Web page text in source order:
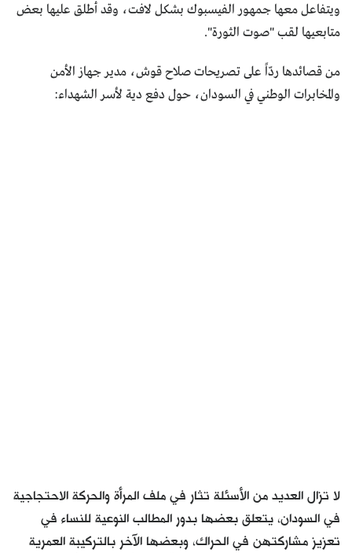
ويتفاعل معها جمهور الفيسبوك بشكل لافت، وقد أطلق عليها بعض
متابعيها لقب "صوت الثورة".
من قصائدها ردّاً على تصريحات صلاح قوش، مدير جهاز الأمن
والمخابرات الوطني في السودان، حول دفع دية لأسر الشهداء:
لا تزال العديد من الأسئلة تثار في ملف المرأة والحركة الاحتجاجية
في السودان، يتعلق بعضها بدور المطالب النوعية للنساء في
تعزيز مشاركتهن في الحراك، وبعضها الآخر بالتركيبة العمرية